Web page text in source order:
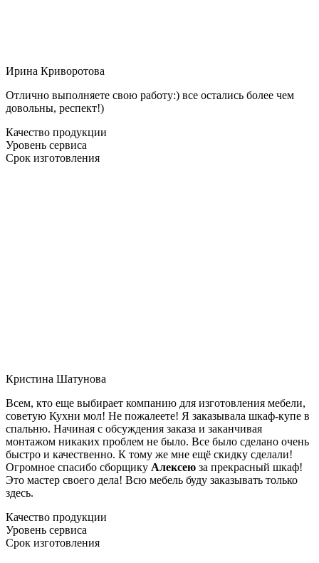
Ирина Криворотова
Отлично выполняете свою работу:) все остались более чем
довольны, респект!)
Качество продукции
Уровень сервиса
Срок изготовления
Кристина Шатунова
Всем, кто еще выбирает компанию для изготовления мебели,
советую Кухни мол! Не пожалеете! Я заказывала шкаф-купе в
спальню. Начиная с обсуждения заказа и заканчивая
монтажом никаких проблем не было. Все было сделано очень
быстро и качественно. К тому же мне ещё скидку сделали!
Огромное спасибо сборщику Алексею за прекрасный шкаф!
Это мастер своего дела! Всю мебель буду заказывать только
здесь.
Качество продукции
Уровень сервиса
Срок изготовления